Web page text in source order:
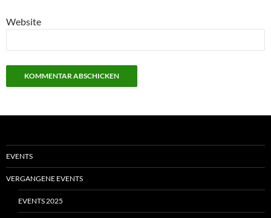
Website
EVENTS
VERGANGENE EVENTS
EVENTS 2025